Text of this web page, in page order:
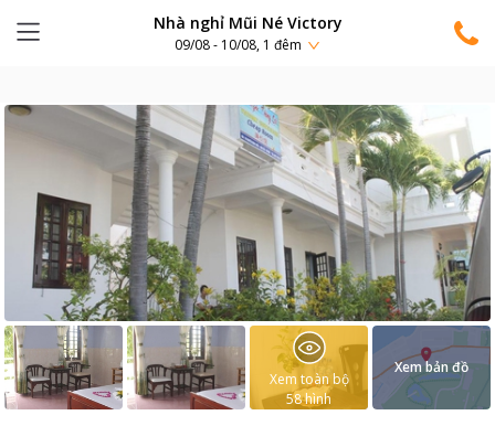
Nhà nghỉ Mũi Né Victory
09/08 - 10/08, 1 đêm
Xem toàn bộ
58hình
Xem bản đồ